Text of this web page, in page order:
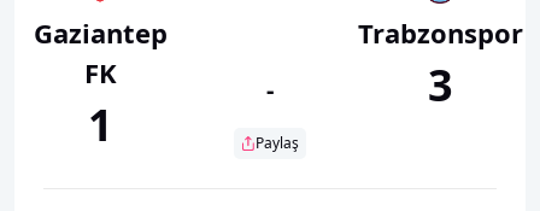
Gaziantep
FK
1
-
Paylaş
Trabzonspor
3